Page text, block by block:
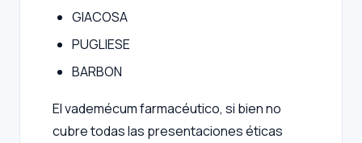
GIACOSA
PUGLIESE
BARBON
El vademécum farmacéutico, si bien no
cubre todas las presentaciones éticas